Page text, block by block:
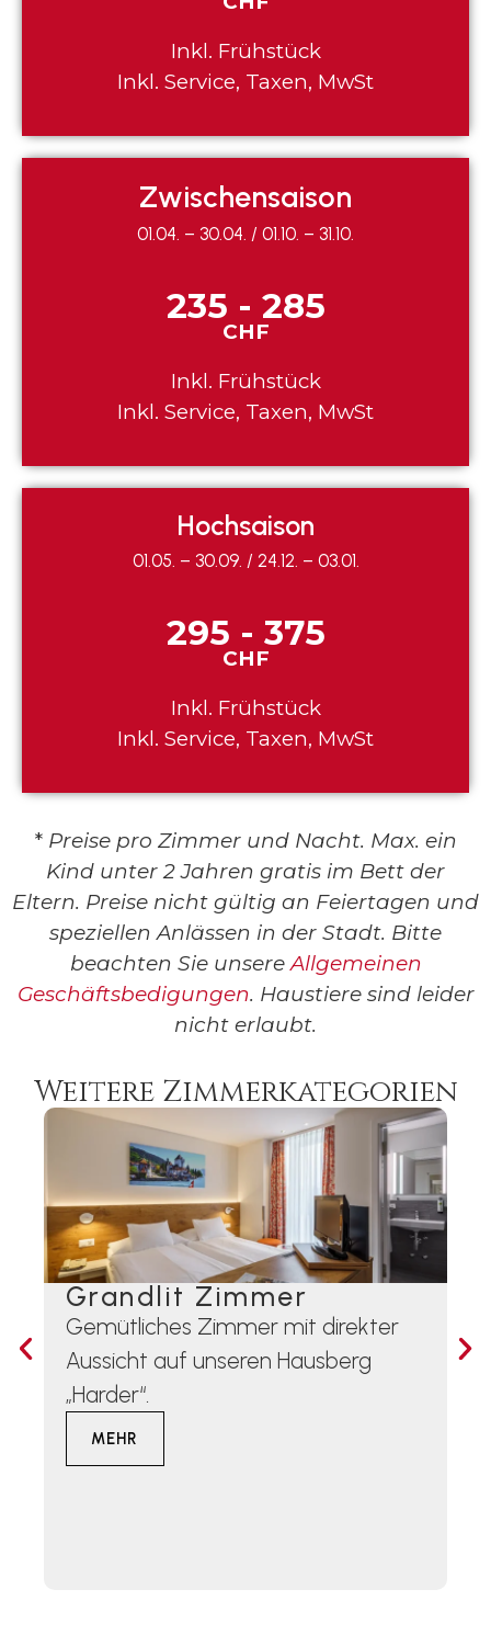
Inkl. Frühstück
Inkl. Service, Taxen, MwSt
Zwischensaison
01.04. – 30.04. / 01.10. – 31.10.
235 - 285
CHF
Inkl. Frühstück
Inkl. Service, Taxen, MwSt
Hochsaison
01.05. – 30.09. / 24.12. – 03.01.
295 - 375
CHF
Inkl. Frühstück
Inkl. Service, Taxen, MwSt
* Preise pro Zimmer und Nacht. Max. ein
Kind unter 2 Jahren gratis im Bett der
Eltern. Preise nicht gültig an Feiertagen und
speziellen Anlässen in der Stadt. Bitte
beachten Sie unsereAllgemeinen
Geschäftsbedigungen. Haustiere sind leider
nicht erlaubt.
Weitere Zimmerkategorien
Grandlit Zimmer
Gemütliches Zimmer mit direkter
Aussicht auf unseren Hausberg
„Harder“.
MEHR